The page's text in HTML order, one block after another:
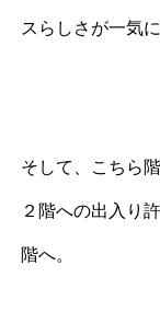
スらしさが一気
そして、こちら
２階への出入り
階へ。